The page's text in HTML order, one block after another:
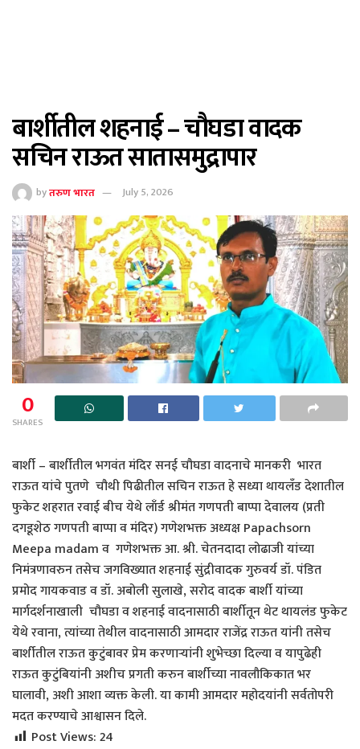
बार्शीतील शहनाई – चौघडा वादक
सचिन राऊत सातासमुद्रापार
byतरुण भारत July 5, 2026
0
SHARES
बार्शी – बार्शीतील भगवंत मंदिर सनई चौघडा वादनाचे मानकरी भारत
राऊत यांचे पुतणे चौथी पिढीतील सचिन राऊत हे सध्या थायलँड देशातील
फुकेट शहरात रवाई बीच येथे लाँर्ड श्रीमंत गणपती बाप्पा देवालय (प्रती
दगडूशेठ गणपती बाप्पा व मंदिर) गणेशभक्त अध्यक्ष Papachsorn
Meepa madam व गणेशभक्त आ. श्री. चेतनदादा लोढाजी यांच्या
निमंत्रणावरुन तसेच जगविख्यात शहनाई सुंद्रीवादक गुरुवर्य डॉ. पंडित
प्रमोद गायकवाड व डॉ. अबोली सुलाखे, सरोद वादक बार्शी यांच्या
मार्गदर्शनाखाली चौघडा व शहनाई वादनासाठी बार्शीतून थेट थायलंड फुकेट
येथे रवाना, त्यांच्या तेथील वादनासाठी आमदार राजेंद्र राऊत यांनी तसेच
बार्शीतील राऊत कुटुंबावर प्रेम करणाऱ्यांनी शुभेच्छा दिल्या व यापुढेही
राऊत कुटुंबियांनी अशीच प्रगती करुन बार्शीच्या नावलौकिकात भर
घालावी, अशी आशा व्यक्त केली. या कामी आमदार महोदयांनी सर्वतोपरी
मदत करण्याचे आश्वासन दिले.
Post Views:24